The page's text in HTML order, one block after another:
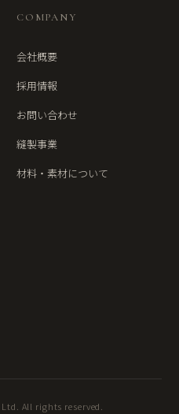
COMPANY
会社概要
採用情報
お問い合わせ
縫製事業
材料・素材について
All rights reserved.